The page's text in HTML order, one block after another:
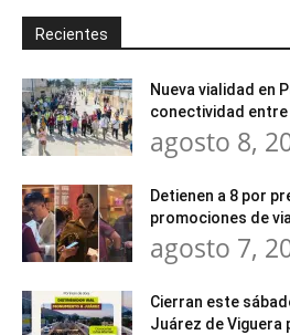
Recientes
Nueva vialidad en
conectividad entre
agosto 8,
Detienen a 8 por
promociones de
agosto 7,
Cierran este
Juárez de Viguera